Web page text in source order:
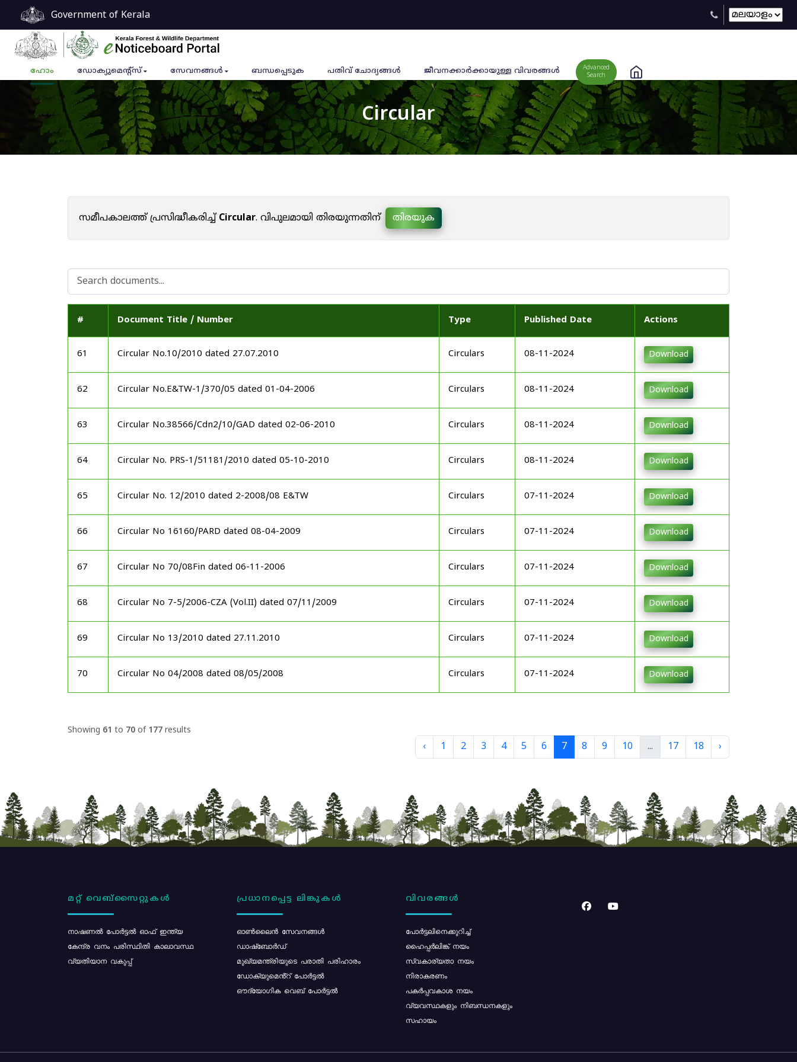
Government of Kerala
ഹോം ഡോക്യുമെൻ്റ്സ് സേവനങ്ങൾ ബന്ധപ്പെടുക പതിവ് ചോദ്യങ്ങൾ ജീവനക്കാര്‍ക്കായുള്ള വിവരങ്ങള്‍
Advanced
Search
Circular
സമീപകാലത്ത് പ്രസിദ്ധീകരിച്ച്Circular. വിപുലമായി തിരയുന്നതിന് തിരയുക
# Document Title / Number Type Published Date Actions
61 Circular No.10/2010 dated 27.07.2010 Circulars 08-11-2024 Download
62 Circular No.E&TW-1/370/05 dated 01-04-2006 Circulars 08-11-2024 Download
63 Circular No.38566/Cdn2/10/GAD dated 02-06-2010 Circulars 08-11-2024 Download
64 Circular No. PRS-1/51181/2010 dated 05-10-2010 Circulars 08-11-2024 Download
65 Circular No. 12/2010 dated 2-2008/08 E&TW Circulars 07-11-2024 Download
66 Circular No 16160/PARD dated 08-04-2009 Circulars 07-11-2024 Download
67 Circular No 70/08Fin dated 06-11-2006 Circulars 07-11-2024 Download
68 Circular No 7-5/2006-CZA (Vol.II) dated 07/11/2009 Circulars 07-11-2024 Download
69 Circular No 13/2010 dated 27.11.2010 Circulars 07-11-2024 Download
70 Circular No 04/2008 dated 08/05/2008 Circulars 07-11-2024 Download
Showing 61 to 70 of 177 results
‹ 1 2 3 4 5 6 7 8 9 10 ... 17 18 ›
മറ്റ് വെബ്സൈറ്റുകൾ
നാഷണൽ പോർട്ടൽ ഓഫ് ഇന്ത്യ
കേന്ദ്ര വനം പരിസ്ഥിതി കാലാവസ്ഥ
വ്യതിയാന വകുപ്പ്
പ്രധാനപ്പെട്ട ലിങ്കുകൾ
ഓൺലൈൻ സേവനങ്ങൾ
ഡാഷ്ബോർഡ്
മുഖ്യമന്ത്രിയുടെ പരാതി പരിഹാരം
ഡോക്യുമെൻ്റ് പോർട്ടൽ
ഔദ്യോഗിക വെബ് പോർട്ടൽ
വിവരങ്ങൾ
പോര്‍ട്ടലിനെക്കുറിച്ച്
ഹൈപ്പർലിങ്ക് നയം
സ്വകാര്യതാ നയം
നിരാകരണം
പകർപ്പവകാശ നയം
വ്യവസ്ഥകളും നിബന്ധനകളും
സഹായം